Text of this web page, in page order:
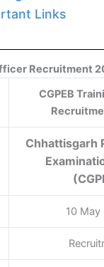
Links
Recruitment
CGPEB
Chhattisgarh
10 May